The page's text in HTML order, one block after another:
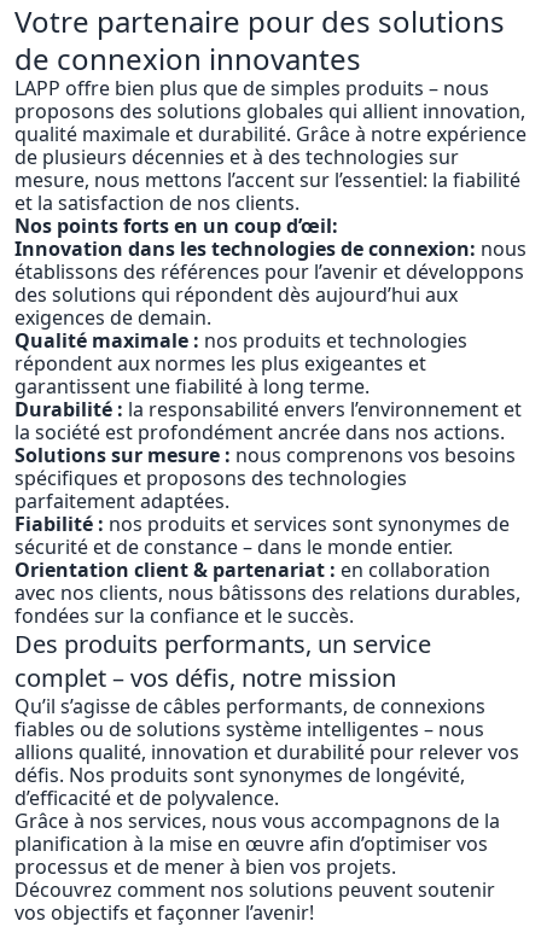
Votre partenaire pour des solutions
de connexion innovantes
LAPP offre bien plus que de simples produits – nous
proposons des solutions globales qui allient innovation,
qualité maximale et durabilité. Grâce à notre expérience
de plusieurs décennies et à des technologies sur
mesure, nous mettons l’accent sur l’essentiel: la fiabilité
et la satisfaction de nos clients.
Nos points forts en un coup d’œil:
Innovation dans les technologies de connexion: nous
établissons des références pour l’avenir et développons
des solutions qui répondent dès aujourd’hui aux
exigences de demain.
Qualité maximale : nos produits et technologies
répondent aux normes les plus exigeantes et
garantissent une fiabilité à long terme.
Durabilité : la responsabilité envers l’environnement et
la société est profondément ancrée dans nos actions.
Solutions sur mesure : nous comprenons vos besoins
spécifiques et proposons des technologies
parfaitement adaptées.
Fiabilité : nos produits et services sont synonymes de
sécurité et de constance – dans le monde entier.
Orientation client & partenariat : en collaboration
avec nos clients, nous bâtissons des relations durables,
fondées sur la confiance et le succès.
Des produits performants, un service
complet – vos défis, notre mission
Qu’il s’agisse de câbles performants, de connexions
fiables ou de solutions système intelligentes – nous
allions qualité, innovation et durabilité pour relever vos
défis. Nos produits sont synonymes de longévité,
d’efficacité et de polyvalence.
Grâce à nos services, nous vous accompagnons de la
planification à la mise en œuvre afin d’optimiser vos
processus et de mener à bien vos projets.
Découvrez comment nos solutions peuvent soutenir
vos objectifs et façonner l’avenir!